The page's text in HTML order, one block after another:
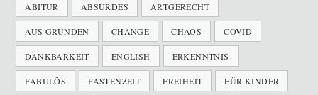
ABITUR ABSURDES ARTGERECHT
AUS GRÜNDEN CHANGE CHAOS COVID
DANKBARKEIT ENGLISH ERKENNTNIS
FABULÖS FASTENZEIT FREIHEIT FÜR KINDER